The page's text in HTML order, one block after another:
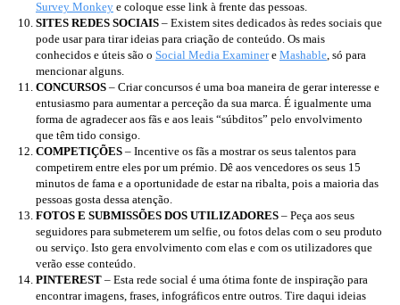
Survey Monkey e coloque esse link à frente das pessoas.
SITES REDES SOCIAIS – Existem sites dedicados às redes sociais que
pode usar para tirar ideias para criação de conteúdo. Os mais
conhecidos e úteis são o Social Media Examinere Mashable, só para
mencionar alguns.
CONCURSOS – Criar concursos é uma boa maneira de gerar interesse e
entusiasmo para aumentar a perceção da sua marca. É igualmente uma
forma de agradecer aos fãs e aos leais “súbditos” pelo envolvimento
que têm tido consigo.
COMPETIÇÕES – Incentive os fãs a mostrar os seus talentos para
competirem entre eles por um prémio. Dê aos vencedores os seus 15
minutos de fama e a oportunidade de estar na ribalta, pois a maioria das
pessoas gosta dessa atenção.
FOTOS E SUBMISSÕES DOS UTILIZADORES – Peça aos seus
seguidores para submeterem um selfie, ou fotos delas com o seu produto
ou serviço. Isto gera envolvimento com elas e com os utilizadores que
verão esse conteúdo.
PINTEREST – Esta rede social é uma ótima fonte de inspiração para
encontrar imagens, frases, infográficos entre outros. Tire daqui ideias